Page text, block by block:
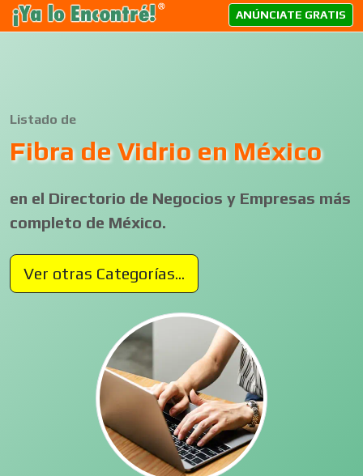
ANÚNCIATE GRATIS
Listado de
Fibra de Vidrio en México
en el Directorio de Negocios y Empresas más
completo de México.
Ver otras Categorías...